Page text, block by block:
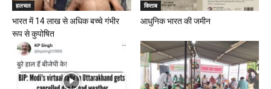
हलचल
भारत में 14 लाख से अधिक बच्चे गंभीर
रूप से कुपोषित
किताब
आधुनिक भारत की जमीन